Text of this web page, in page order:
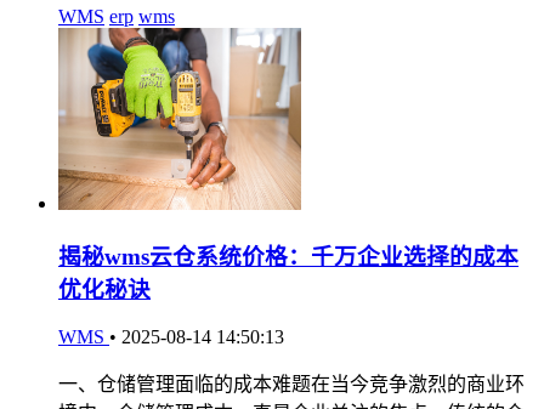
WMS erp wms
揭秘wms云仓系统价格：千万企业选择的成本
优化秘诀
WMS • 2025-08-14 14:50:13
一、仓储管理面临的成本难题在当今竞争激烈的商业环